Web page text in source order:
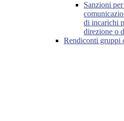
Sanzioni
di incarichi
direzione o
Rendiconti gruppi